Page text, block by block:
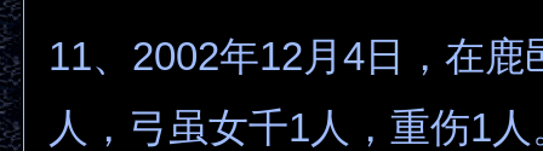
11、2002年12月4日，在鹿
人，弓虽女千1人，重伤1人